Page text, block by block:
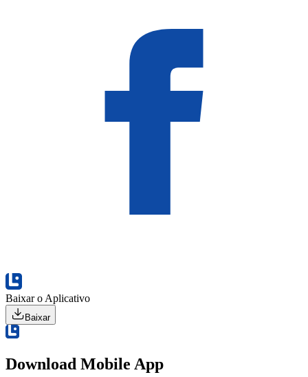
Baixar o Aplicativo
Baixar
Download Mobile App